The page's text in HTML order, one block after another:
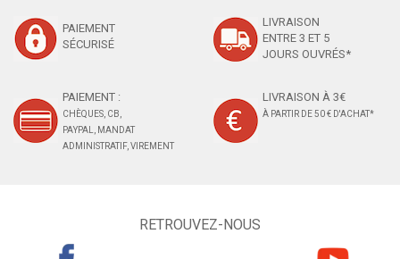
PAIEMENT
SÉCURISÉ
LIVRAISON
ENTRE 3 ET 5
JOURS OUVRÉS*
PAIEMENT :
CHÈQUES, CB,
PAYPAL, MANDAT
ADMINISTRATIF, VIREMENT
LIVRAISON À 3€
À PARTIR DE 50 € D'ACHAT*
RETROUVEZ-NOUS